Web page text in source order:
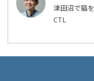
津田沼で猫
CTL